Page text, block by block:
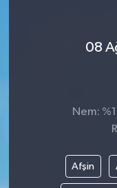
08
Nem:
Afşin